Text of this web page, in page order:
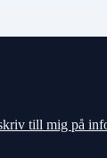
till mig på